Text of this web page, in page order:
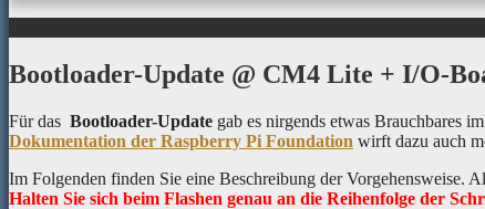
Bootloader-Update @ CM4 Lite + I/O-
Für das Bootloader-Update gab es nirgends etwas Brauchbares
Dokumentation der Raspberry Pi Foundation wirft dazu auch
Im Folgenden finden Sie eine Beschreibung der Vorgehensweise.
Halten Sie sich beim Flashen genau an die Reihenfolge der